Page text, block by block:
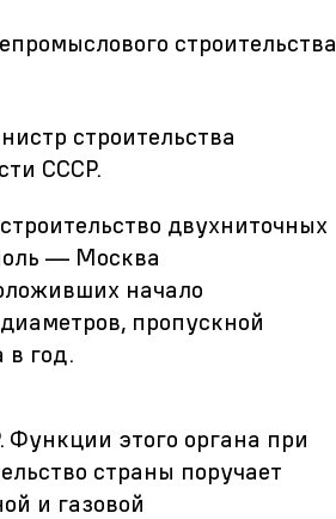
строительства
строительства
СССР.
двухниточных
— Москва
начало
пропускной
в год.
Функции этого органа при
страны поручает
и газовой